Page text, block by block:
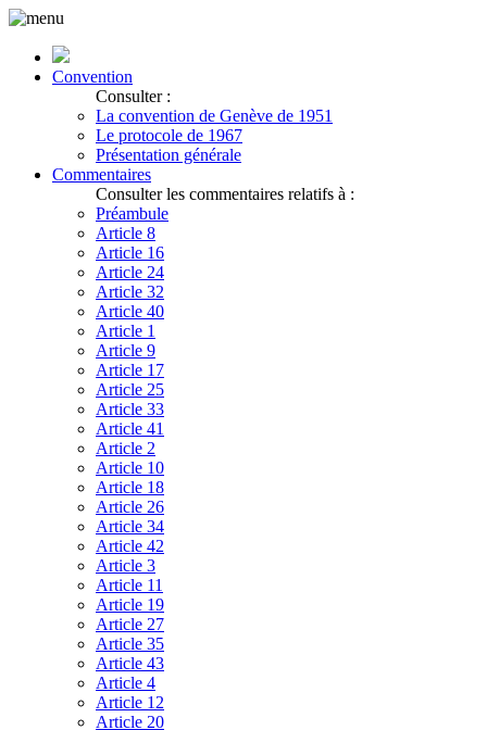
Convention
Consulter :
La convention de Genève de 1951
Le protocole de 1967
Présentation générale
Commentaires
Consulter les commentaires relatifs à :
Préambule
Article 8
Article 16
Article 24
Article 32
Article 40
Article 1
Article 9
Article 17
Article 25
Article 33
Article 41
Article 2
Article 10
Article 18
Article 26
Article 34
Article 42
Article 3
Article 11
Article 19
Article 27
Article 35
Article 43
Article 4
Article 12
Article 20